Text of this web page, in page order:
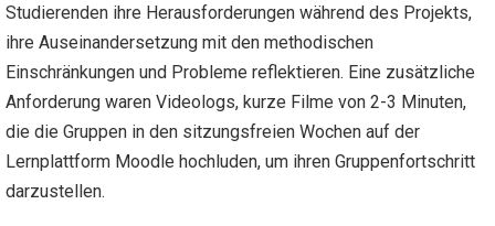
Studierenden ihre Herausforderungen während des Projekts,
ihre Auseinandersetzung mit den methodischen
Einschränkungen und Probleme reflektieren. Eine zusätzliche
Anforderung waren Videologs, kurze Filme von 2-3 Minuten,
die die Gruppen in den sitzungsfreien Wochen auf der
Lernplattform Moodle hochluden, um ihren Gruppenfortschritt
darzustellen.